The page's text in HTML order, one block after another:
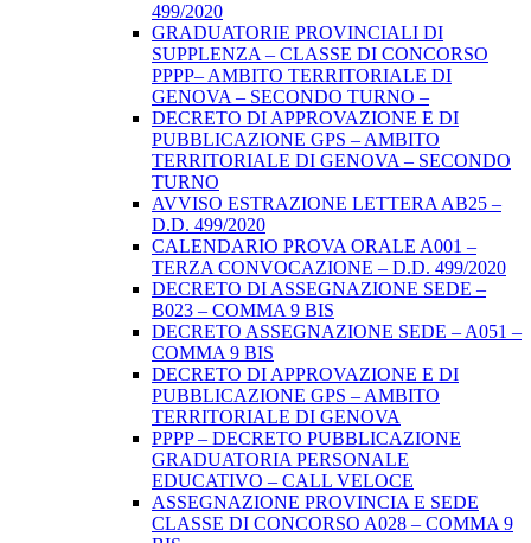
499/2020
GRADUATORIE PROVINCIALI DI
SUPPLENZA – CLASSE DI CONCORSO
PPPP– AMBITO TERRITORIALE DI
GENOVA – SECONDO TURNO –
DECRETO DI APPROVAZIONE E DI
PUBBLICAZIONE GPS – AMBITO
TERRITORIALE DI GENOVA – SECONDO
TURNO
AVVISO ESTRAZIONE LETTERA AB25 –
D.D. 499/2020
CALENDARIO PROVA ORALE A001 –
TERZA CONVOCAZIONE – D.D. 499/2020
DECRETO DI ASSEGNAZIONE SEDE –
B023 – COMMA 9 BIS
DECRETO ASSEGNAZIONE SEDE – A051 –
COMMA 9 BIS
DECRETO DI APPROVAZIONE E DI
PUBBLICAZIONE GPS – AMBITO
TERRITORIALE DI GENOVA
PPPP – DECRETO PUBBLICAZIONE
GRADUATORIA PERSONALE
EDUCATIVO – CALL VELOCE
ASSEGNAZIONE PROVINCIA E SEDE
CLASSE DI CONCORSO A028 – COMMA 9